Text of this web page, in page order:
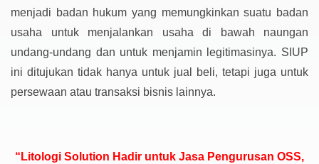
menjadi badan hukum yang memungkinkan suatu badan
usaha untuk menjalankan usaha di bawah naungan
undang-undang dan untuk menjamin legitimasinya. SIUP
ini ditujukan tidak hanya untuk jual beli, tetapi juga untuk
persewaan atau transaksi bisnis lainnya.
“Litologi Solution Hadir untuk Jasa Pengurusan OSS,